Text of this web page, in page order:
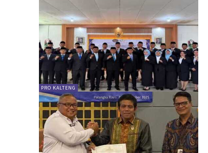
PRO KALTENG